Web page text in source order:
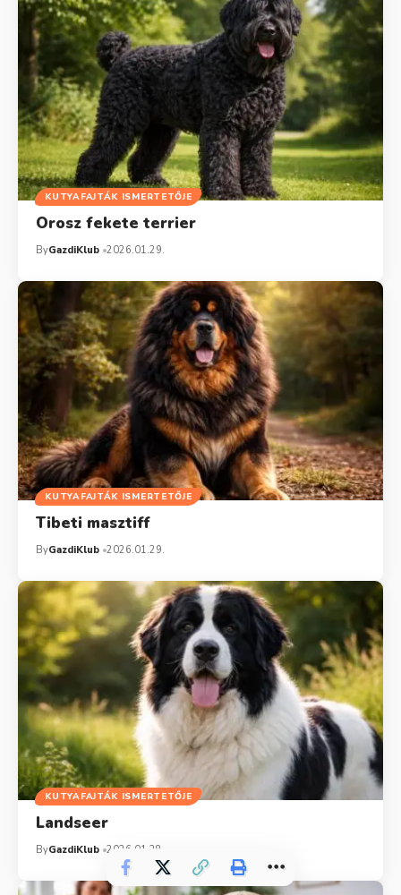
KUTYAFAJTÁK ISMERTETŐJE
Orosz fekete terrier
ByGazdiKlub 2026.01.29.
KUTYAFAJTÁK ISMERTETŐJE
Tibeti masztiff
ByGazdiKlub 2026.01.29.
KUTYAFAJTÁK ISMERTETŐJE
Landseer
ByGazdiKlub 2026.01.28.